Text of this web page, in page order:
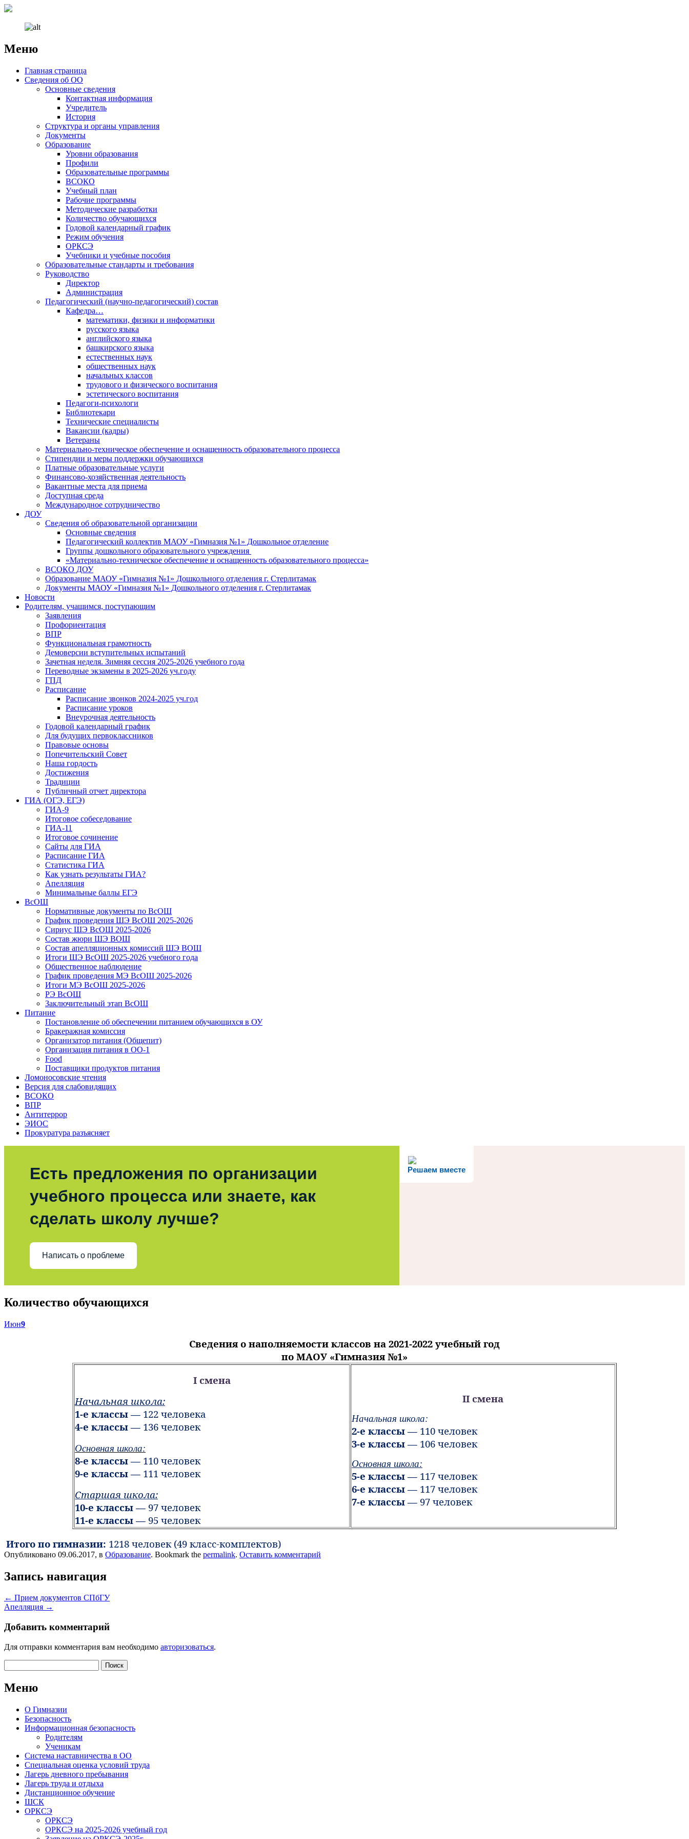
Меню
НаверхГлавная страница
Сведения об ОО
Основные сведения
Контактная информация
Учредитель
История
Структура и органы управления
Документы
Образование
Уровни образования
Профили
Образовательные программы
ВСОКО
Учебный план
Рабочие программы
Методические разработки
Количество обучающихся
Годовой календарный график
Режим обучения
ОРКСЭ
Учебники и учебные пособия
Образовательные стандарты и требования
Руководство
Директор
Администрация
Педагогический (научно-педагогический) состав
Кафедра…
математики, физики и информатики
русского языка
английского языка
башкирского языка
естественных наук
общественных наук
начальных классов
трудового и физического воспитания
эстетического воспитания
Педагоги-психологи
Библиотекари
Технические специалисты
Вакансии (кадры)
Ветераны
Материально-техническое обеспечение и оснащенность образовательного процесса
Стипендии и меры поддержки обучающихся
Платные образовательные услуги
Финансово-хозяйственная деятельность
Вакантные места для приема
Доступная среда
Международное сотрудничество
ДОУ
Сведения об образовательной организации
Основные сведения
Педагогический коллектив МАОУ «Гимназия №1» Дошкольное отделение
Группы дошкольного образовательного учреждения
«Материально-техническое обеспечение и оснащенность образовательного процесса»
ВСОКО ДОУ
Образование МАОУ «Гимназия №1» Дошкольного отделения г. Стерлитамак
Документы МАОУ «Гимназия №1» Дошкольного отделения г. Стерлитамак
Новости
Родителям, учащимся, поступающим
Заявления
Профориентация
ВПР
Функциональная грамотность
Демоверсии вступительных испытаний
Зачетная неделя. Зимняя сессия 2025-2026 учебного года
Переводные экзамены в 2025-2026 уч.году
ГПД
Расписание
Расписание звонков 2024-2025 уч.год
Расписание уроков
Внеурочная деятельность
Годовой календарный график
Для будущих первоклассников
Правовые основы
Попечительский Совет
Наша гордость
Достижения
Традиции
Публичный отчет директора
ГИА (ОГЭ, ЕГЭ)
ГИА-9
Итоговое собеседование
ГИА-11
Итоговое сочинение
Сайты для ГИА
Расписание ГИА
Статистика ГИА
Как узнать результаты ГИА?
Апелляция
Минимальные баллы ЕГЭ
ВсОШ
Нормативные документы по ВсОШ
График проведения ШЭ ВсОШ 2025-2026
Сириус ШЭ ВсОШ 2025-2026
Состав жюри ШЭ ВОШ
Состав апелляционных комиссий ШЭ ВОШ
Итоги ШЭ ВсОШ 2025-2026 учебного года
Общественное наблюдение
График проведения МЭ ВсОШ 2025-2026
Итоги МЭ ВсОШ 2025-2026
РЭ ВсОШ
Заключительный этап ВсОШ
Питание
Постановление об обеспечении питанием обучающихся в ОУ
Бракеражная комиссия
Организатор питания (Общепит)
Организация питания в ОО-1
Food
Поставщики продуктов питания
Ломоносовские чтения
Версия для слабовидящих
ВСОКО
ВПР
Антитеррор
ЭИОС
Прокуратура разъясняет
Решаем вместе
Есть предложения по организации
учебного процесса или знаете, как
сделать школу лучше?
Написать о проблеме
Количество обучающихся
Июн9
Сведения о наполняемости классов на 2021-2022 учебный год
по МАОУ «Гимназия №1»
I смена
Начальная школа:
1-е классы — 122 человека
4-е классы — 136 человек
Основная школа:
8-е классы — 110 человек
9-е классы — 111 человек
Старшая школа:
10-е классы — 97 человек
11-е классы — 95 человек
II смена
Начальная школа:
2-е классы — 110 человек
3-е классы — 106 человек
Основная школа:
5-е классы — 117 человек
6-е классы — 117 человек
7-е классы — 97 человек
Итого по гимназии: 1218 человек (49 класс-комплектов)
Опубликовано 09.06.2017, в Образование. Bookmark the permalink. Оставить комментарий
Запись навигация
← Прием документов СПбГУ
Апелляция →
Добавить комментарий
Для отправки комментария вам необходимо авторизоваться.
Меню
О Гимназии
Безопасность
Информационная безопасность
Родителям
Ученикам
Система наставничества в ОО
Специальная оценка условий труда
Лагерь дневного пребывания
Лагерь труда и отдыха
Дистанционное обучение
ШСК
ОРКСЭ
ОРКСЭ
ОРКСЭ на 2025-2026 учебный год